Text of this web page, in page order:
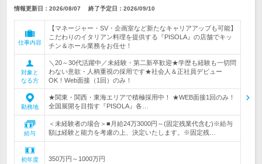
情報更新日：2026/08/07 終了予定日： 2026/09/10
仕事内容
【マネージャー・SV・企画室など新たなキャリアアップも可能】
こだわりのイタリアン料理を提供する『PISOLA』の店舗でキッ
チン＆ホール業務をお任せ！
対象と
なる方
＼20～30代活躍中／未経験・第二新卒歓迎★学歴も経験も一切問
わない意欲・人柄重視の採用です★社会人＆正社員デビュー
OK！Web面接（1回）のみ！
勤務地
★関東・関西・東海エリアで積極採用中！ ★WEB面接1回のみ！
全国展開を目指す『PISOLA』各…
給与
＜未経験者の場合＞■月給24万3000円～(固定残業代含む)※給与
額は経験と能力を考慮の上、決定いたします。※固定残…
初年度
350万円～1000万円